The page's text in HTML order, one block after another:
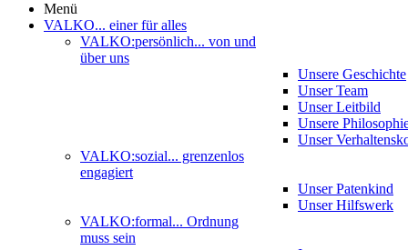
Menü
VALKO... einer für alles
VALKO:persönlich... von und
über uns
Unsere Geschichte
Unser Team
Unser Leitbild
Unsere
Unser
VALKO:sozial... grenzenlos
engagiert
Unser Patenkind
Unser Hilfswerk
VALKO:formal... Ordnung
muss sein